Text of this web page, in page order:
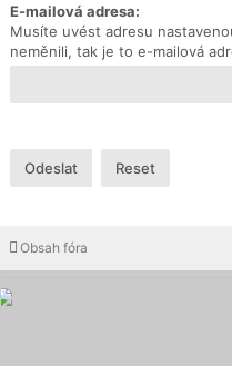
E-mailová adresa:
Musíte uvést adresu
neměnili, tak je to e-mailová
Obsah fóra